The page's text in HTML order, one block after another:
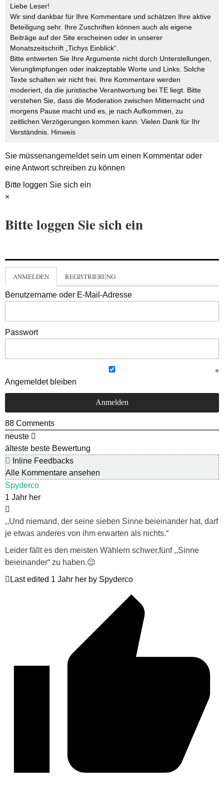
Liebe Leser!
Wir sind dankbar für Ihre Kommentare und schätzen Ihre aktive
Beteiligung sehr. Ihre Zuschriften können auch als eigene
Beiträge auf der Site erscheinen oder in unserer
Monatszeitschrift „Tichys Einblick“.
Bitte entwerten Sie Ihre Argumente nicht durch Unterstellungen,
Verunglimpfungen oder inakzeptable Worte und Links. Solche
Texte schalten wir nicht frei. Ihre Kommentare werden
moderiert, da die juristische Verantwortung bei TE liegt. Bitte
verstehen Sie, dass die Moderation zwischen Mitternacht und
morgens Pause macht und es, je nach Aufkommen, zu
zeitlichen Verzögerungen kommen kann. Vielen Dank für Ihr
Verständnis. Hinweis
Sie müssenangemeldetsein um einen Kommentar oder
eine Antwort schreiben zu können
Bitte loggen Sie sich ein
×
Bitte loggen Sie sich ein
ANMELDEN REGISTRIERUNG
Benutzername oder E-Mail-Adresse
Passwort
Angemeldet bleiben
88 Comments
neuste
älteste beste Bewertung
Inline Feedbacks
Alle Kommentare ansehen
Spyderco
1 Jahr her
,,Und niemand, der seine sieben Sinne beieinander hat, darf
je etwas anderes von ihm erwarten als nichts.“
Leider fällt es den meisten Wählern schwer,fünf ,,Sinne
beieinander“ zu haben.😉
Last edited 1 Jahr her by Spyderco